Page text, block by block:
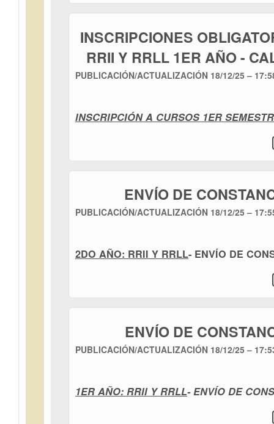
INSCRIPCIONES
RRII Y RRLL 1ER AÑO -
PUBLICACIÓN/ACTUALIZACIÓN 18/12/25 –
INSCRIPCIÓN A CURSOS 1ER
ENVÍO DE
PUBLICACIÓN/ACTUALIZACIÓN 18/12/25 –
2DO AÑO: RRII Y RRLL- ENVÍO DE
ENVÍO DE
PUBLICACIÓN/ACTUALIZACIÓN 18/12/25 –
1ER AÑO: RRII Y RRLL-ENVÍO DE